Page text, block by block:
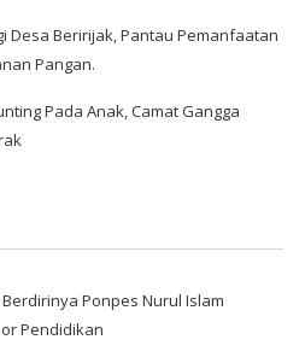
Desa Beririjak, Pantau Pemanfaatan
Pangan.
Pada Anak, Camat Gangga
Ponpes Nurul Islam
Pendidikan